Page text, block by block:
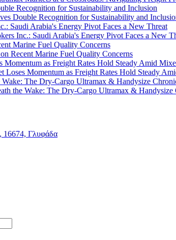
Double Recognition for Sustainability and
Inc.: Saudi Arabia's Energy Pivot Faces a New
Recent Marine Fuel Quality Concerns
Loses Momentum as Freight Rates Hold Steady
the Wake: The Dry‑Cargo Ultramax & Handysize
16674, Γλυφάδα